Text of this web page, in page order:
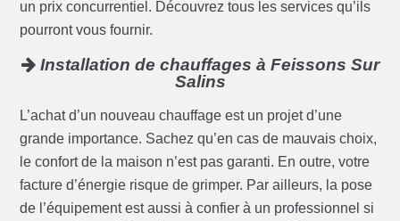
un prix concurrentiel. Découvrez tous les services qu’ils
pourront vous fournir.
Installation de chauffages à Feissons Sur
Salins
L’achat d’un nouveau chauffage est un projet d’une
grande importance. Sachez qu’en cas de mauvais choix,
le confort de la maison n’est pas garanti. En outre, votre
facture d’énergie risque de grimper. Par ailleurs, la pose
de l’équipement est aussi à confier à un professionnel si